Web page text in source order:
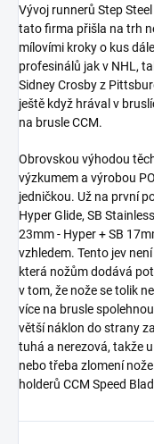
Vývoj runnerů Step
tato firma přišla na trh
mílovími kroky o kus
profesinálů jak v NHL,
Sidney Crosby z
ještě když hrával v
na brusle CCM.
Obrovskou výhodou
výzkumem a výrobou
jedničkou. Už na první
Hyper Glide, SB
23mm - Hyper + SB
vzhledem. Tento jev
která nožům dodává
v tom, že nože se tolik
více na brusle
větší náklon do strany
tuhá a nerezová, takže
nebo třeba zlomení
holderů CCM Speed